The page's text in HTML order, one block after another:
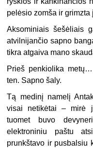
pelėsio zomša ir grimzta
Aksominiais šešėliais
atvilnijančio sapno
tikra atgaiva mano
Prieš penkiolika
ten. Sapno šaly.
Tą medinį namelį
visai netikėtai – mirė
tuomet buvo
elektroniniu paštu
prunkštavo ir pusbalsiu